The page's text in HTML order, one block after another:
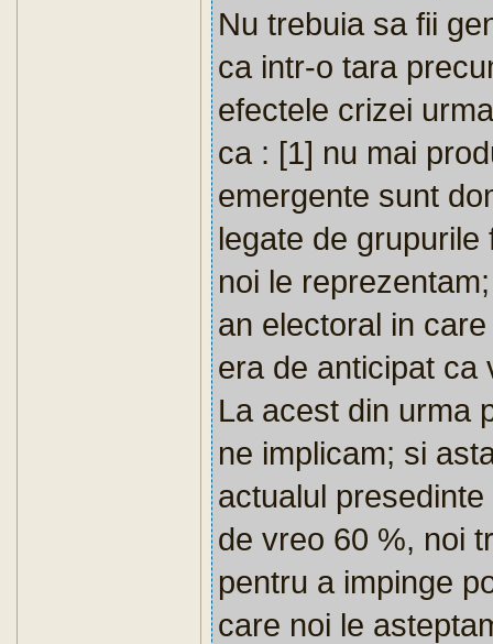
Nu trebuia sa fii
ca intr-o tara
efectele crizei
ca : [1] nu mai
emergente sunt
legate de
noi le
an electoral in
era de anticipat ca
La acest din urma
ne implicam; si
actualul
de vreo 60 %, noi
pentru a impinge
care noi le